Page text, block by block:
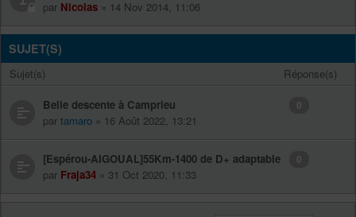
par Nicolas » 14 Nov 2014, 11:06
SUJET(S)
Sujet(s) Réponse(s)
Belle descente à Camprieu
par tamaro » 16 Août 2022, 13:21
0
[Espérou-AIGOUAL]55Km-1400 de D+ adaptable
par Fraja34 » 31 Oct 2020, 11:33
0